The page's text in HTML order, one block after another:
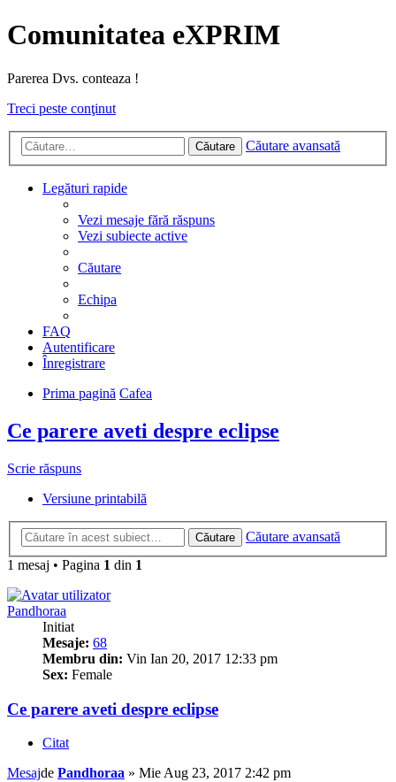
Comunitatea eXPRIM
Parerea Dvs. conteaza !
Treci peste conţinut
Căutare Căutare avansată
Legături rapide
Vezi mesaje fără răspuns
Vezi subiecte active
Căutare
Echipa
FAQ
Autentificare
Înregistrare
Prima pagină Cafea
Ce parere aveti despre eclipse
Scrie răspuns
Versiune printabilă
Căutare
Căutare avansată
1 mesaj • Pagina 1 din 1
Pandhoraa
Initiat
Mesaje: 68
Membru din: Vin Ian 20, 2017 12:33 pm
Sex: Female
Ce parere aveti despre eclipse
Citat
Mesajde Pandhoraa » Mie Aug 23, 2017 2:42 pm